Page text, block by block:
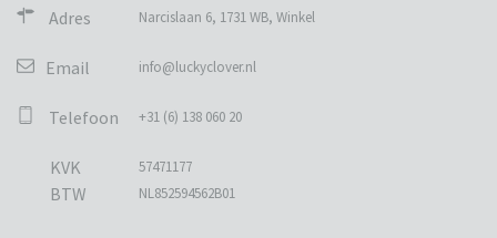
Adres Narcislaan 6, 1731 WB, Winkel
Email info@luckyclover.nl
Telefoon +31 (6) 138 060 20
KVK 57471177
BTW NL852594562B01